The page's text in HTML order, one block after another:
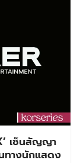
เซ็นสัญญา
ทางนักแสดง